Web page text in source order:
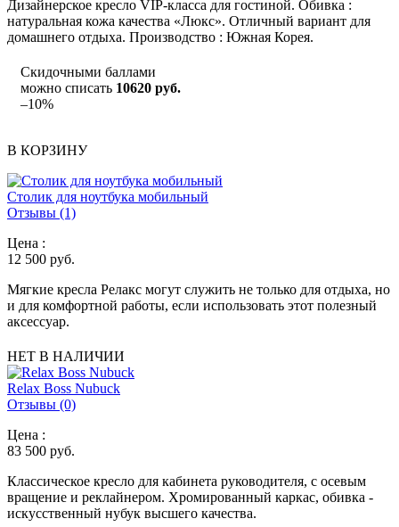
Дизайнерское кресло VIP-класса для гостиной. Обивка :
натуральная кожа качества «Люкс». Отличный вариант для
домашнего отдыха. Производство : Южная Корея.
Скидочными баллами
можно списать 10620 руб.
–10%
В КОРЗИНУ
Столик для ноутбука мобильный
Отзывы (1)
Цена :
12 500 руб.
Мягкие кресла Релакс могут служить не только для отдыха, но
и для комфортной работы, если использовать этот полезный
аксессуар.
НЕТ В НАЛИЧИИ
Relax Boss Nubuck
Отзывы (0)
Цена :
83 500 руб.
Классическое кресло для кабинета руководителя, с осевым
вращение и реклайнером. Хромированный каркас, обивка -
искусственный нубук высшего качества.